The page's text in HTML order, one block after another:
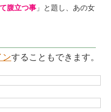
腹立つ事 」と題し、あの女
ンすることもできます。